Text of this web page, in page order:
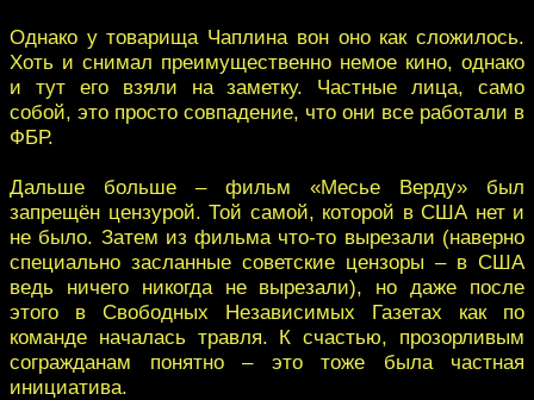
Однако у товарища Чаплина вон оно как сложилось.
Хоть и снимал преимущественно немое кино, однако
и тут его взяли на заметку. Частные лица, само
собой, это просто совпадение, что они все работали в
ФБР.
Дальше больше – фильм «Месье Верду» был
запрещён цензурой. Той самой, которой в США нет и
не было. Затем из фильма что-то вырезали (наверно
специально засланные советские цензоры – в США
ведь ничего никогда не вырезали), но даже после
этого в Свободных Независимых Газетах как по
команде началась травля. К счастью, прозорливым
согражданам понятно – это тоже была частная
инициатива.